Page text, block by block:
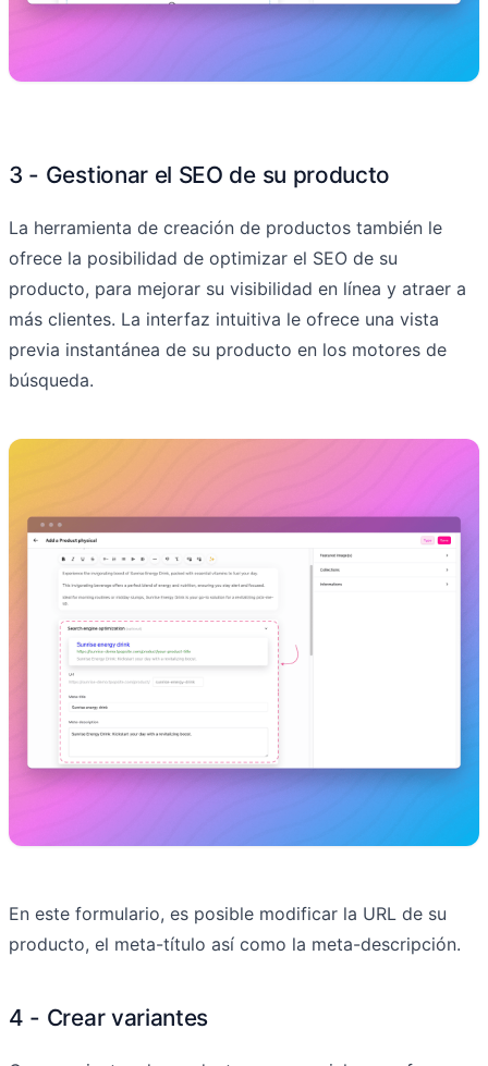
3 - Gestionar el SEO de su producto
La herramienta de creación de productos también le
ofrece la posibilidad de optimizar el SEO de su
producto, para mejorar su visibilidad en línea y atraer a
más clientes. La interfaz intuitiva le ofrece una vista
previa instantánea de su producto en los motores de
búsqueda.
En este formulario, es posible modificar la URL de su
producto, el meta-título así como la meta-descripción.
4 - Crear variantes